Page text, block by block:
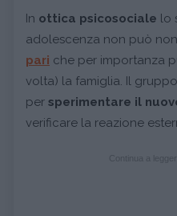
In ottica psicosociale lo
adolescenza non può
pari che per importanza
volta) la famiglia. Il
per sperimentare il
verificare la reazione